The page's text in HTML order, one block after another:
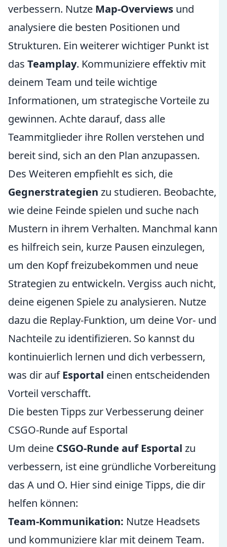
verbessern. Nutze Map-Overviews und
analysiere die besten Positionen und
Strukturen. Ein weiterer wichtiger Punkt ist
das Teamplay. Kommuniziere effektiv mit
deinem Team und teile wichtige
Informationen, um strategische Vorteile zu
gewinnen. Achte darauf, dass alle
Teammitglieder ihre Rollen verstehen und
bereit sind, sich an den Plan anzupassen.
Des Weiteren empfiehlt es sich, die
Gegnerstrategien zu studieren. Beobachte,
wie deine Feinde spielen und suche nach
Mustern in ihrem Verhalten. Manchmal kann
es hilfreich sein, kurze Pausen einzulegen,
um den Kopf freizubekommen und neue
Strategien zu entwickeln. Vergiss auch nicht,
deine eigenen Spiele zu analysieren. Nutze
dazu die Replay-Funktion, um deine Vor- und
Nachteile zu identifizieren. So kannst du
kontinuierlich lernen und dich verbessern,
was dir aufEsportal einen entscheidenden
Vorteil verschafft.
Die besten Tipps zur Verbesserung deiner
CSGO-Runde auf Esportal
Um deine CSGO-Runde auf Esportal zu
verbessern, ist eine gründliche Vorbereitung
das A und O. Hier sind einige Tipps, die dir
helfen können:
Team-Kommunikation: Nutze Headsets
und kommuniziere klar mit deinem Team.